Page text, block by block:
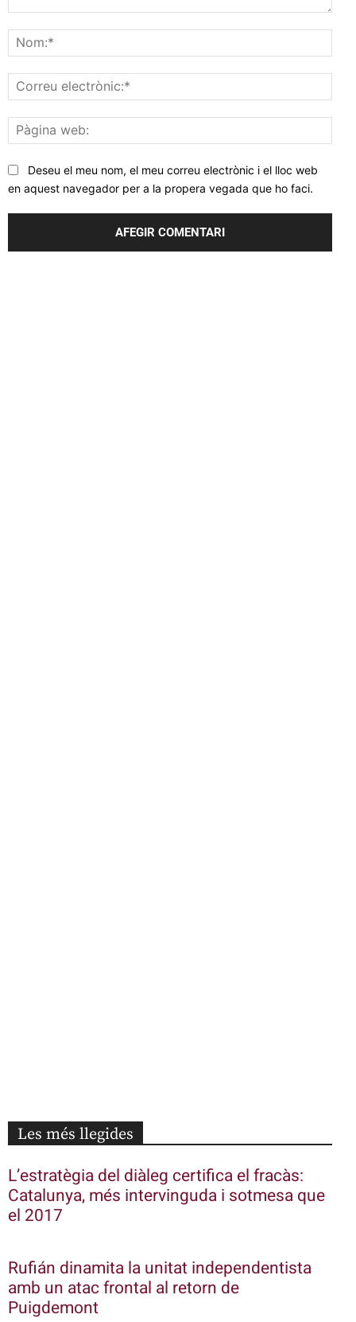
web:
Deseu el meu nom, el meu correu electrònic i el lloc web
en aquest navegador per a la propera vegada que ho faci.
Les més llegides
L’estratègia del diàleg certifica el fracàs:
Catalunya, més intervinguda i sotmesa que
el 2017
Rufián dinamita la unitat independentista
amb un atac frontal al retorn de
Puigdemont